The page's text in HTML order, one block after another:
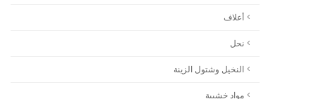
أعلاف
نحل
النخيل وشتول الزينة
مواد خشبية